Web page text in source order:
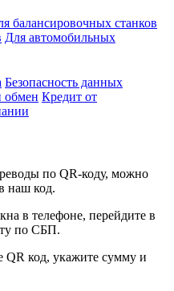
балансировочных станков
Для автомобильных
Безопасность данных
обмен Кредит от
по QR-коду, можно
наш код.
в телефоне, перейдите в
по СБП.
QR код, укажите сумму и